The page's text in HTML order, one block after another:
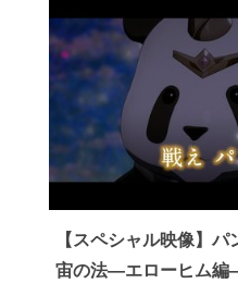
【スペシャル映像】
宙の法―エローヒム編